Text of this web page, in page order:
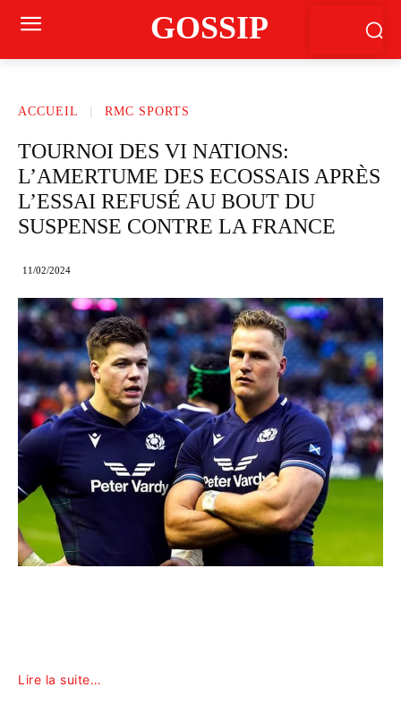
GOSSIP
ACCUEIL RMC SPORTS
TOURNOI DES VI NATIONS:
L’AMERTUME DES ECOSSAIS APRÈS
L’ESSAI REFUSÉ AU BOUT DU
SUSPENSE CONTRE LA FRANCE
11/02/2024
Lire la suite…